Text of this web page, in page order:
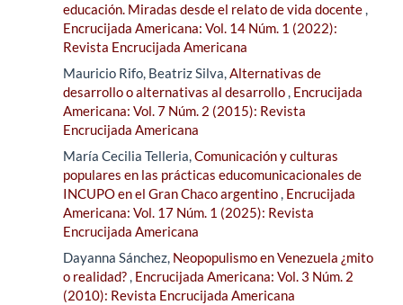
educación. Miradas desde el relato de vida docente,
Encrucijada Americana: Vol. 14 Núm. 1 (2022):
Revista Encrucijada Americana
Mauricio Rifo, Beatriz Silva,Alternativas de
desarrollo o alternativas al desarrollo, Encrucijada
Americana: Vol. 7 Núm. 2 (2015): Revista
Encrucijada Americana
María Cecilia Telleria,Comunicación y culturas
populares en las prácticas educomunicacionales de
INCUPO en el Gran Chaco argentino, Encrucijada
Americana: Vol. 17 Núm. 1 (2025): Revista
Encrucijada Americana
Dayanna Sánchez, Neopopulismo en Venezuela ¿mito
o realidad?, Encrucijada Americana: Vol. 3 Núm. 2
(2010): Revista Encrucijada Americana